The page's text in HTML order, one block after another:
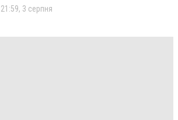
21:59, 3 серпня